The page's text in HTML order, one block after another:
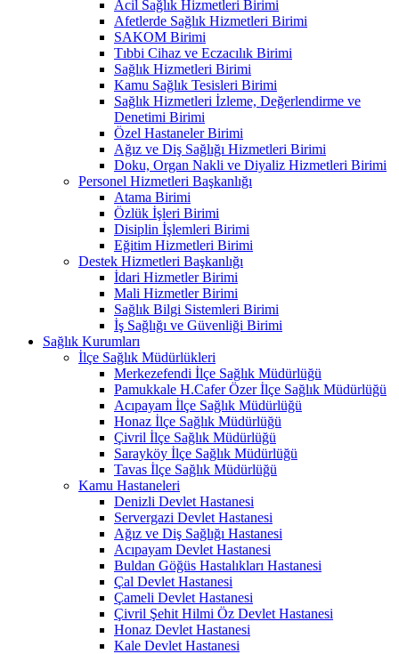
Acil Sağlık Hizmetleri Birimi
Afetlerde Sağlık Hizmetleri Birimi
SAKOM Birimi
Tıbbi Cihaz ve Eczacılık Birimi
Sağlık Hizmetleri Birimi
Kamu Sağlık Tesisleri Birimi
Sağlık Hizmetleri İzleme, Değerlendirme ve
Denetimi Birimi
Özel Hastaneler Birimi
Ağız ve Diş Sağlığı Hizmetleri Birimi
Doku, Organ Nakli ve Diyaliz Hizmetleri Birimi
Personel Hizmetleri Başkanlığı
Atama Birimi
Özlük İşleri Birimi
Disiplin İşlemleri Birimi
Eğitim Hizmetleri Birimi
Destek Hizmetleri Başkanlığı
İdari Hizmetler Birimi
Mali Hizmetler Birimi
Sağlık Bilgi Sistemleri Birimi
İş Sağlığı ve Güvenliği Birimi
Sağlık Kurumları
İlçe Sağlık Müdürlükleri
Merkezefendi İlçe Sağlık Müdürlüğü
Pamukkale H.Cafer Özer İlçe Sağlık Müdürlüğü
Acıpayam İlçe Sağlık Müdürlüğü
Honaz İlçe Sağlık Müdürlüğü
Çivril İlçe Sağlık Müdürlüğü
Sarayköy İlçe Sağlık Müdürlüğü
Tavas İlçe Sağlık Müdürlüğü
Kamu Hastaneleri
Denizli Devlet Hastanesi
Servergazi Devlet Hastanesi
Ağız ve Diş Sağlığı Hastanesi
Acıpayam Devlet Hastanesi
Buldan Göğüs Hastalıkları Hastanesi
Çal Devlet Hastanesi
Çameli Devlet Hastanesi
Çivril Şehit Hilmi Öz Devlet Hastanesi
Honaz Devlet Hastanesi
Kale Devlet Hastanesi